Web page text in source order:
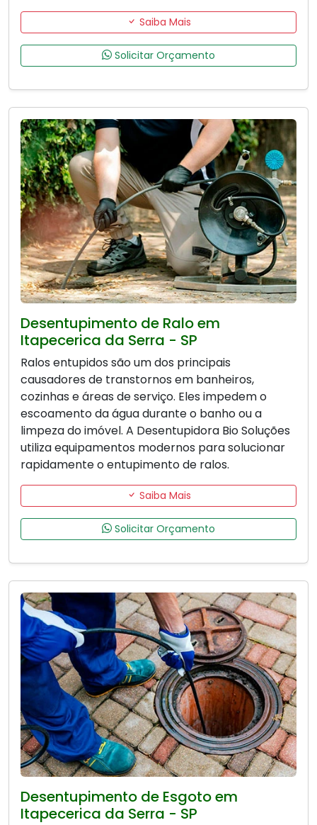
Saiba Mais
Solicitar Orçamento
Desentupimento de Ralo em
Itapecerica da Serra - SP
Ralos entupidos são um dos principais
causadores de transtornos em banheiros,
cozinhas e áreas de serviço. Eles impedem o
escoamento da água durante o banho ou a
limpeza do imóvel. A Desentupidora Bio Soluções
utiliza equipamentos modernos para solucionar
rapidamente o entupimento de ralos.
Saiba Mais
Solicitar Orçamento
Desentupimento de Esgoto em
Itapecerica da Serra - SP